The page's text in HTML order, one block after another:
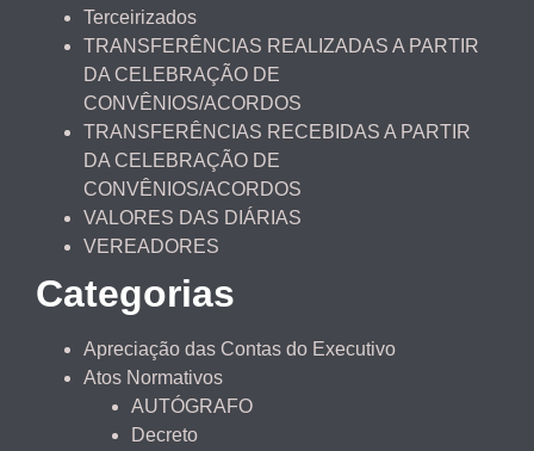
Terceirizados
TRANSFERÊNCIAS REALIZADAS A PARTIR
DA CELEBRAÇÃO DE
CONVÊNIOS/ACORDOS
TRANSFERÊNCIAS RECEBIDAS A PARTIR
DA CELEBRAÇÃO DE
CONVÊNIOS/ACORDOS
VALORES DAS DIÁRIAS
VEREADORES
Categorias
Apreciação das Contas do Executivo
Atos Normativos
AUTÓGRAFO
Decreto